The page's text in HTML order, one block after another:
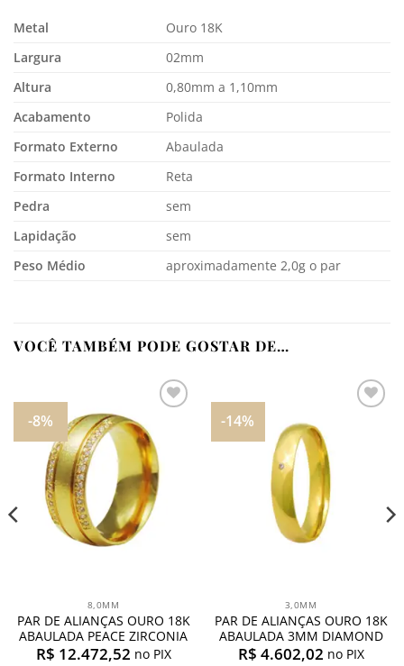
Metal
Ouro 18K
Largura
02mm
Altura
0,80mm a 1,10mm
Acabamento
Polida
Formato Externo
Abaulada
Formato Interno
Reta
Pedra
sem
Lapidação
sem
Peso Médio
aproximadamente 2,0g o par
VOCÊ TAMBÉM PODE GOSTAR DE…
-8%
Adicionar
aos
meus
desejos
8,0MM
PAR DE ALIANÇAS OURO 18K
ABAULADA PEACE ZIRCONIA
R$ 12.472,52 no PIX
-14%
3,0MM
PAR DE ALIANÇAS OURO 18K
ABAULADA 3MM DIAMOND
R$ 4.602,02 no PIX